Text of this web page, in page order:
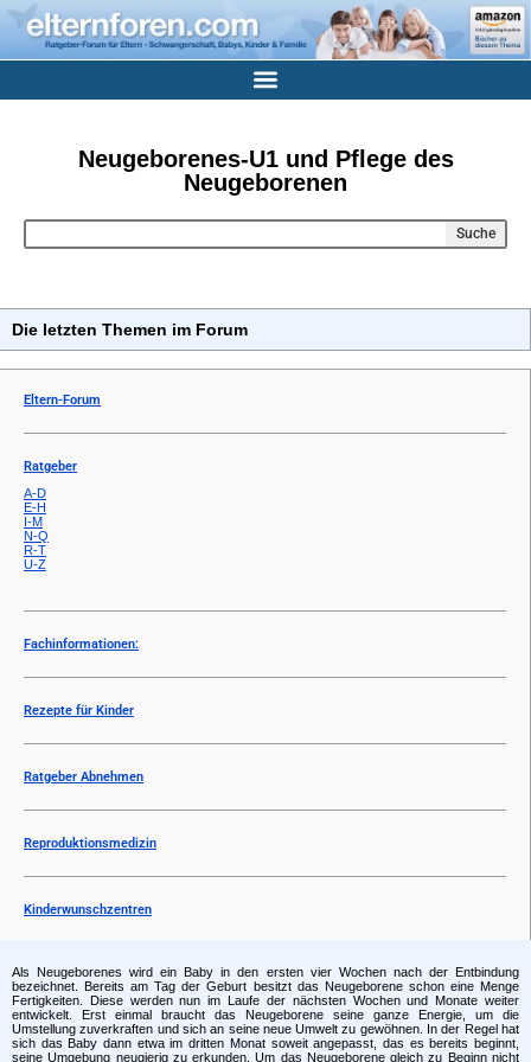
Neugeborenes-U1 und Pflege des
Neugeborenen
Suche
Die letzten Themen im Forum
Eltern-Forum
Ratgeber
A-D
E-H
I-M
N-Q
R-T
U-Z
Fachinformationen:
Rezepte für Kinder
Ratgeber Abnehmen
Reproduktionsmedizin
Kinderwunschzentren
Als Neugeborenes wird ein Baby in den ersten vier Wochen nach der Entbindung
bezeichnet. Bereits am Tag der Geburt besitzt das Neugeborene schon eine Menge
Fertigkeiten. Diese werden nun im Laufe der nächsten Wochen und Monate weiter
entwickelt. Erst einmal braucht das Neugeborene seine ganze Energie, um die
Umstellung zuverkraften und sich an seine neue Umwelt zu gewöhnen. In der Regel hat
sich das Baby dann etwa im dritten Monat soweit angepasst, das es bereits beginnt,
seine Umgebung neugierig zu erkunden. Um das Neugeborene gleich zu Beginn nicht